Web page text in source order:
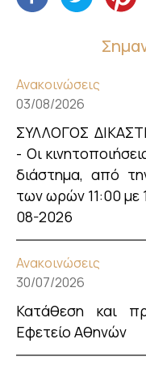
Ανακοινώσεις
03/08/2026
ΣΥΛΛΟΓΟΣ
- Οι
διάστημα, από
των ωρών 11:00 με
08-2026
Ανακοινώσεις
30/07/2026
Κατάθεση και
Εφετείο Αθηνών